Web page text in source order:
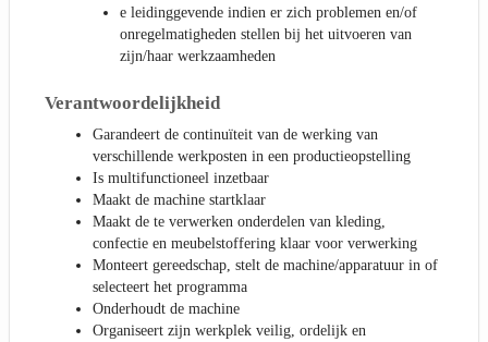
e leidinggevende indien er zich problemen en/of
onregelmatigheden stellen bij het uitvoeren van
zijn/haar werkzaamheden
Verantwoordelijkheid
Garandeert de continuïteit van de werking van
verschillende werkposten in een productieopstelling
Is multifunctioneel inzetbaar
Maakt de machine startklaar
Maakt de te verwerken onderdelen van kleding,
confectie en meubelstoffering klaar voor verwerking
Monteert gereedschap, stelt de machine/apparatuur in of
selecteert het programma
Onderhoudt de machine
Organiseert zijn werkplek veilig, ordelijk en